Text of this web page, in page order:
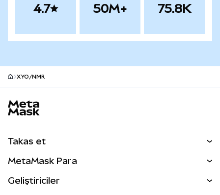
4.7 50M+ 75.8K
XYO/NMR
Takas et
Perps
MetaMask Para
Geliştiriciler